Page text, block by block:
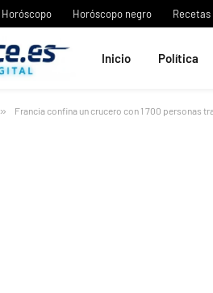
Horóscopo Horóscopo negro Recetas
Inicio Política
» Francia confina un crucero con 1 700 personas